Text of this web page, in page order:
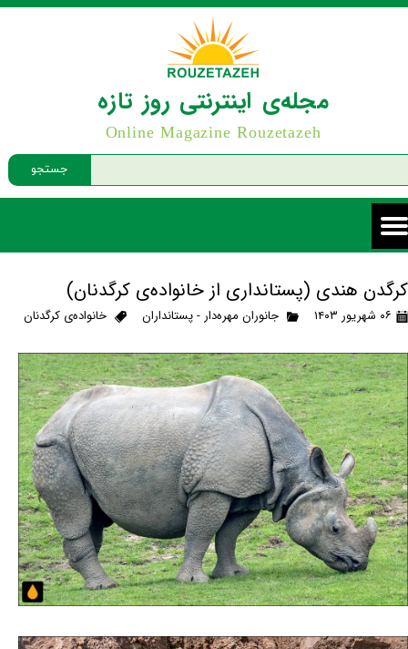
جستجو
مجله‌ی اینترنتی روز تازه
Online Magazine Rouzetazeh
کرگدن هندی (پستانداری از خانواده‌ی کرگدنان)
۰۶ شهریور ۱۴۰۳ جانوران مهره‌دار - پستانداران خانواده‌ی کرگدنان